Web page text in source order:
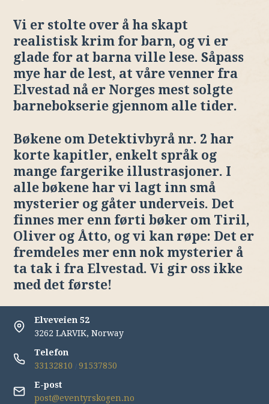
Vi er stolte over å ha skapt
realistisk krim for barn, og vi er
glade for at barna ville lese. Såpass
mye har de lest, at våre venner fra
Elvestad nå er Norges mest solgte
barnebokserie gjennom alle tider.
Bøkene om Detektivbyrå nr. 2 har
korte kapitler, enkelt språk og
mange fargerike illustrasjoner. I
alle bøkene har vi lagt inn små
mysterier og gåter underveis. Det
finnes mer enn førti bøker om Tiril,
Oliver og Åtto, og vi kan røpe: Det er
fremdeles mer enn nok mysterier å
ta tak i fra Elvestad. Vi gir oss ikke
med det første!
Elveveien 52
3262 LARVIK, Norway
Telefon
33132810
/91537850
E-post
post@eventyrskogen.no